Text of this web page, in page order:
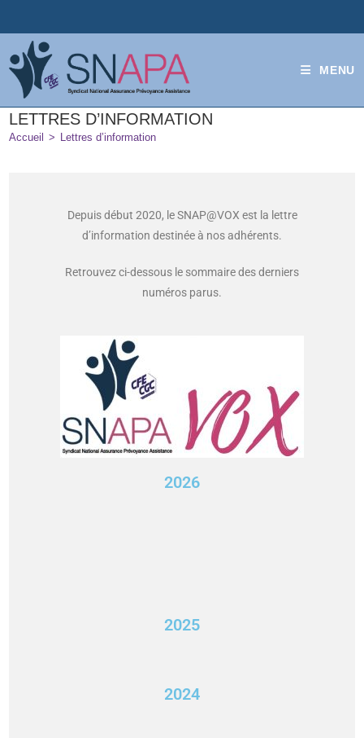
MENU
LETTRES D’INFORMATION
Accueil > Lettres d’information
Depuis début 2020, le SNAP@VOX est la lettre
d’information destinée à nos adhérents.
Retrouvez ci-dessous le sommaire des derniers
numéros parus.
2026
2025
2024